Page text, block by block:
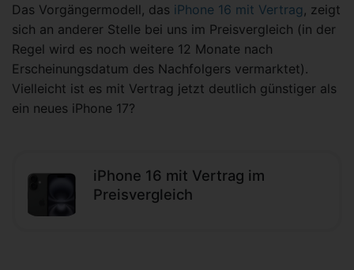
Das Vorgängermodell, das iPhone 16 mit Vertrag , zeigt
sich an anderer Stelle bei uns im Preisvergleich (in der
Regel wird es noch weitere 12 Monate nach
Erscheinungsdatum des Nachfolgers vermarktet).
Vielleicht ist es mit Vertrag jetzt deutlich günstiger als
ein neues iPhone 17?
iPhone 16 mit Vertrag im
Preisvergleich